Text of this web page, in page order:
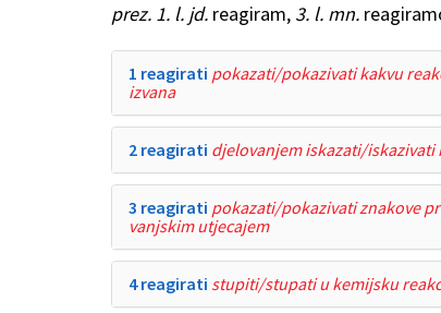
prez. 1. l. jd. reagiram, 3. l. mn.
1 reagirati pokazati/pokazivati kakvu
izvana
2 reagirati djelovanjem iskazati/
3 reagirati pokazati/pokazivati znakove
vanjskim utjecajem
4 reagirati stupiti/stupati u kemijsku